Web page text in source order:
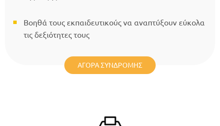
Βοηθά τους εκπαιδευτικούς να αναπτύξουν εύκολα
τις δεξιότητες τους
ΑΓΟΡΆ ΣΥΝΔΡΟΜΉΣ